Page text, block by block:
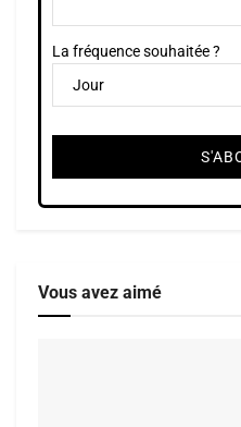
La fréquence souhaitée ?
Vous avez aimé